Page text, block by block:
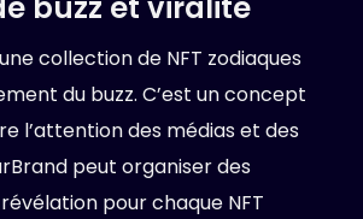
buzz et viralité
collection de NFT zodiaques
du buzz. C’est un concept
l’attention des médias et des
peut organiser des
pour chaque NFT